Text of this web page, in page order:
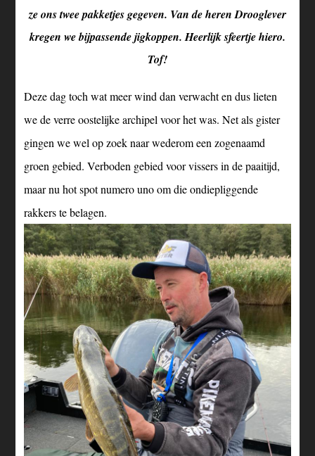
ze ons twee pakketjes gegeven. Van de heren Drooglever
kregen we bijpassende jigkoppen. Heerlijk sfeertje hiero.
Tof!
Deze dag toch wat meer wind dan verwacht en dus lieten
we de verre oostelijke archipel voor het was. Net als gister
gingen we wel op zoek naar wederom een zogenaamd
groen gebied. Verboden gebied voor vissers in de paaitijd,
maar nu hot spot numero uno om die ondiepliggende
rakkers te belagen.